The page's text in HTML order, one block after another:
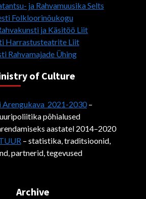
ja Rahvamuusika Selts
Folkloorinõukogu
ja Käsitöö Liit
Harrastusteatrite Liit
Rahvamajade Ühing
of Culture
Arengukava 2021-2030–
põhialused
aastatel 2014–2020
– statistika, traditsioonid,
partnerid, tegevused
Archive